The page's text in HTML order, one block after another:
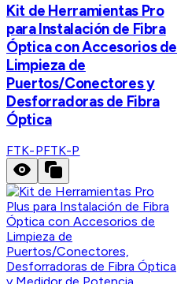
Kit de Herramientas Pro
para Instalación de Fibra
Óptica con Accesorios de
Limpieza de
Puertos/Conectores y
Desforradoras de Fibra
Óptica
FTK-PFTK-P